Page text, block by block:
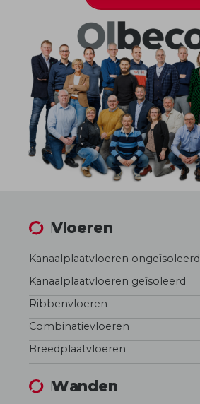
Vloeren
Kanaalplaatvloeren ongeïsoleerd
Kanaalplaatvloeren geïsoleerd
Ribbenvloeren
Combinatievloeren
Breedplaatvloeren
Wanden